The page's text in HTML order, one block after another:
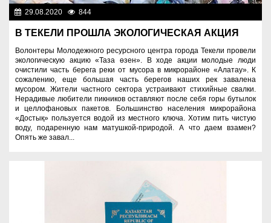
29.08.2020 844
В ТЕКЕЛИ ПРОШЛА ЭКОЛОГИЧЕСКАЯ АКЦИЯ
Волонтеры Молодежного ресурсного центра города Текели провели
экологическую акцию «Таза өзен». В ходе акции молодые люди
очистили часть берега реки от мусора в микрорайоне «Алатау». К
сожалению, еще большая часть берегов наших рек завалена
мусором. Жители частного сектора устраивают стихийные свалки.
Нерадивые любители пикников оставляют после себя горы бутылок
и целлофановых пакетов. Большинство населения микрорайона
«Достық» пользуется водой из местного ключа. Хотим пить чистую
воду, подаренную нам матушкой-природой. А что даем взамен?
Опять же завал...